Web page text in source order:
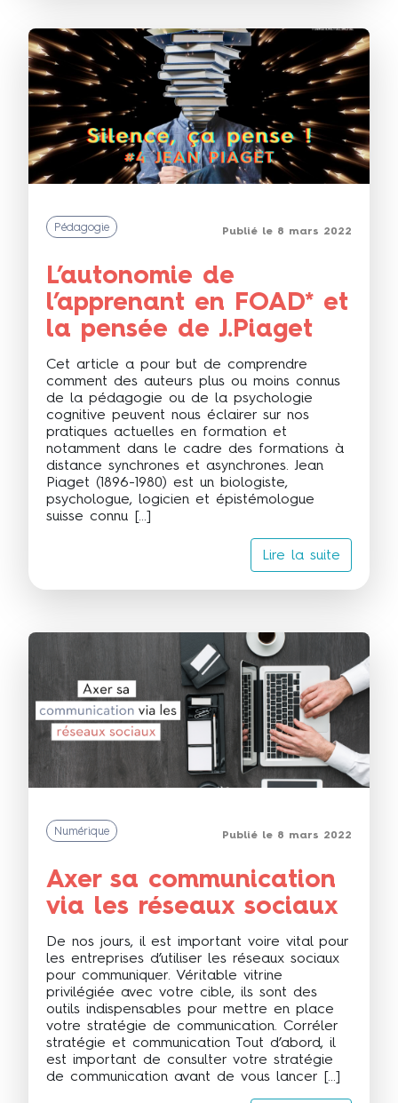
Pédagogie Publié le 8 mars 2022
L’autonomie de
l’apprenant en FOAD* et
la pensée de J.Piaget
Cet article a pour but de comprendre
comment des auteurs plus ou moins connus
de la pédagogie ou de la psychologie
cognitive peuvent nous éclairer sur nos
pratiques actuelles en formation et
notamment dans le cadre des formations à
distance synchrones et asynchrones. Jean
Piaget (1896-1980) est un biologiste,
psychologue, logicien et épistémologue
suisse connu […]
Lire la suite
Numérique Publié le 8 mars 2022
Axer sa communication
via les réseaux sociaux
De nos jours, il est important voire vital pour
les entreprises d’utiliser les réseaux sociaux
pour communiquer. Véritable vitrine
privilégiée avec votre cible, ils sont des
outils indispensables pour mettre en place
votre stratégie de communication. Corréler
stratégie et communication Tout d’abord, il
est important de consulter votre stratégie
de communication avant de vous lancer […]